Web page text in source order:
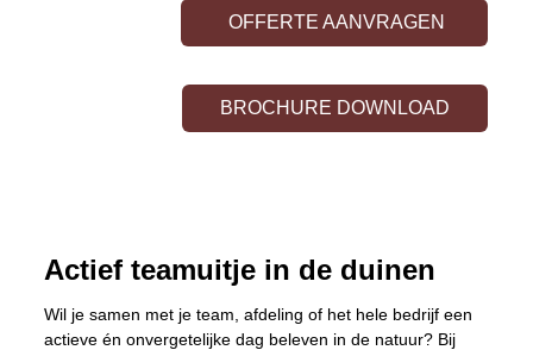
OFFERTE AANVRAGEN
BROCHURE DOWNLOAD
Actief teamuitje in de duinen
Wil je samen met je team, afdeling of het hele bedrijf een
actieve én onvergetelijke dag beleven in de natuur? Bij